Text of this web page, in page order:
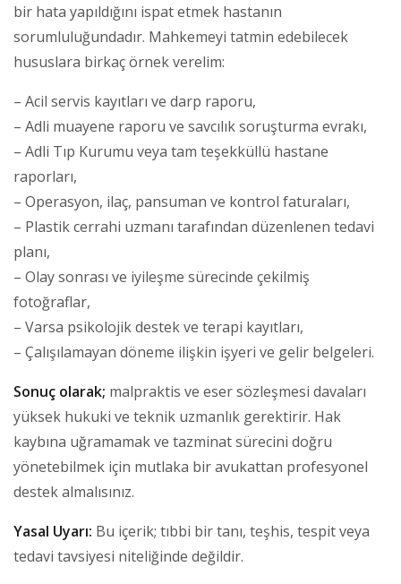
bir hata yapıldığını ispat etmek hastanın
sorumluluğundadır. Mahkemeyi tatmin edebilecek
hususlara birkaç örnek verelim:
– Acil servis kayıtları ve darp raporu,
– Adli muayene raporu ve savcılık soruşturma evrakı,
– Adli Tıp Kurumu veya tam teşekküllü hastane
raporları,
– Operasyon, ilaç, pansuman ve kontrol faturaları,
– Plastik cerrahi uzmanı tarafından düzenlenen tedavi
planı,
– Olay sonrası ve iyileşme sürecinde çekilmiş
fotoğraflar,
– Varsa psikolojik destek ve terapi kayıtları,
– Çalışılamayan döneme ilişkin işyeri ve gelir belgeleri.
Sonuç olarak; malpraktis ve eser sözleşmesi davaları
yüksek hukuki ve teknik uzmanlık gerektirir. Hak
kaybına uğramamak ve tazminat sürecini doğru
yönetebilmek için mutlaka bir avukattan profesyonel
destek almalısınız.
Yasal Uyarı: Bu içerik; tıbbi bir tanı, teşhis, tespit veya
tedavi tavsiyesi niteliğinde değildir.